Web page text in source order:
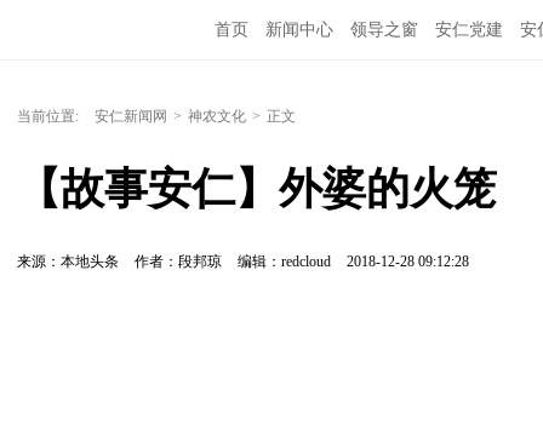
首页 新闻中心 领导之窗 安仁党建 安
当前位置: 安仁新闻网 > 神农文化 > 正文
【故事安仁】外婆的火笼
来源：本地头条 作者：段邦琼 编辑：redcloud 2018-12-28 09:12:28